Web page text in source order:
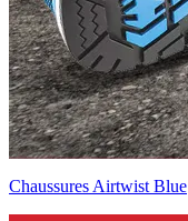
Chaussures Airtwist Blue